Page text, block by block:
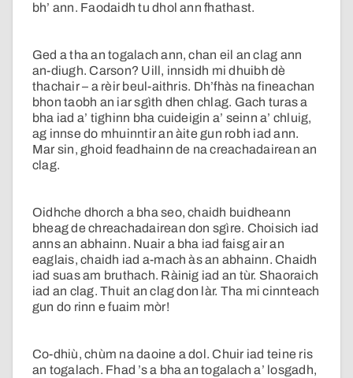
bh’ ann. Faodaidh tu dhol ann fhathast.
Ged a tha an togalach ann, chan eil an clag ann
an-diugh. Carson? Uill, innsidh mi dhuibh dè
thachair – a rèir beul-aithris. Dh’fhàs na fineachan
bhon taobh an iar sgìth dhen chlag. Gach turas a
bha iad a’ tighinn bha cuideigin a’ seinn a’ chluig,
ag innse do mhuinntir an àite gun robh iad ann.
Mar sin, ghoid feadhainn de na creachadairean an
clag.
Oidhche dhorch a bha seo, chaidh buidheann
bheag de chreachadairean don sgìre. Choisich iad
anns an abhainn. Nuair a bha iad faisg air an
eaglais, chaidh iad a-mach às an abhainn. Chaidh
iad suas am bruthach. Ràinig iad an tùr. Shaoraich
iad an clag. Thuit an clag don làr. Tha mi cinnteach
gun do rinn e fuaim mòr!
Co-dhiù, chùm na daoine a dol. Chuir iad teine ris
an togalach. Fhad ’s a bha an togalach a’ losgadh,